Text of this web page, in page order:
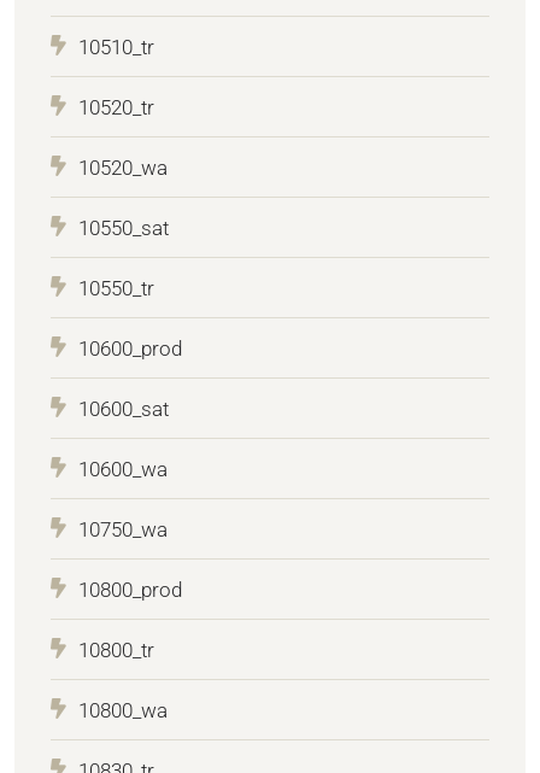
10510_tr
10520_tr
10520_wa
10550_sat
10550_tr
10600_prod
10600_sat
10600_wa
10750_wa
10800_prod
10800_tr
10800_wa